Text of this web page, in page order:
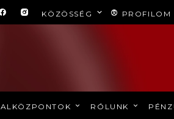
KÖZÖSSÉG PROFILOM
ALKÖZPONTOK RÓLUNK